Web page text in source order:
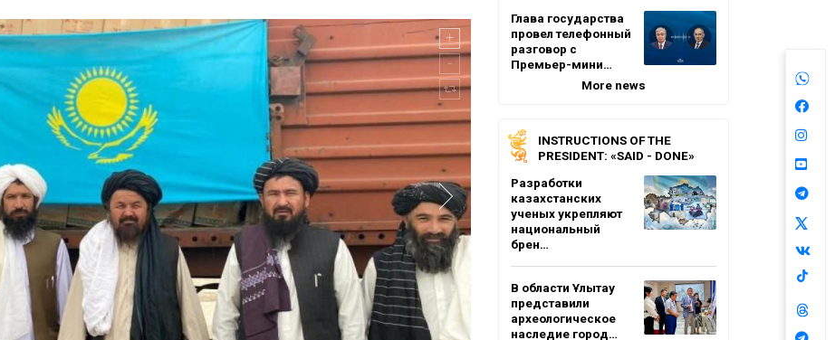
Глава государства
провел телефонный
разговор с
Премьер-мини…
More news
INSTRUCTIONS OF THE
PRESIDENT: «SAID - DONE»
Разработки
казахстанских
ученых укрепляют
национальный
брен…
В области Ұлытау
представили
археологическое
наследие город…